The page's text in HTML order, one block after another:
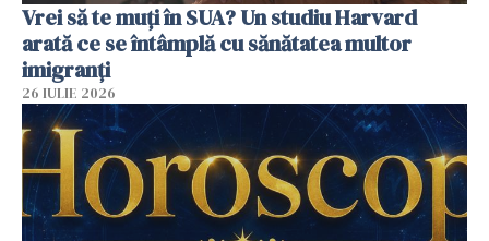
Vrei să te muți în SUA? Un studiu Harvard
arată ce se întâmplă cu sănătatea multor
imigranți
26 IULIE 2026